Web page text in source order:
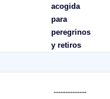
acogida
para
peregrinos
y retiros
--------------